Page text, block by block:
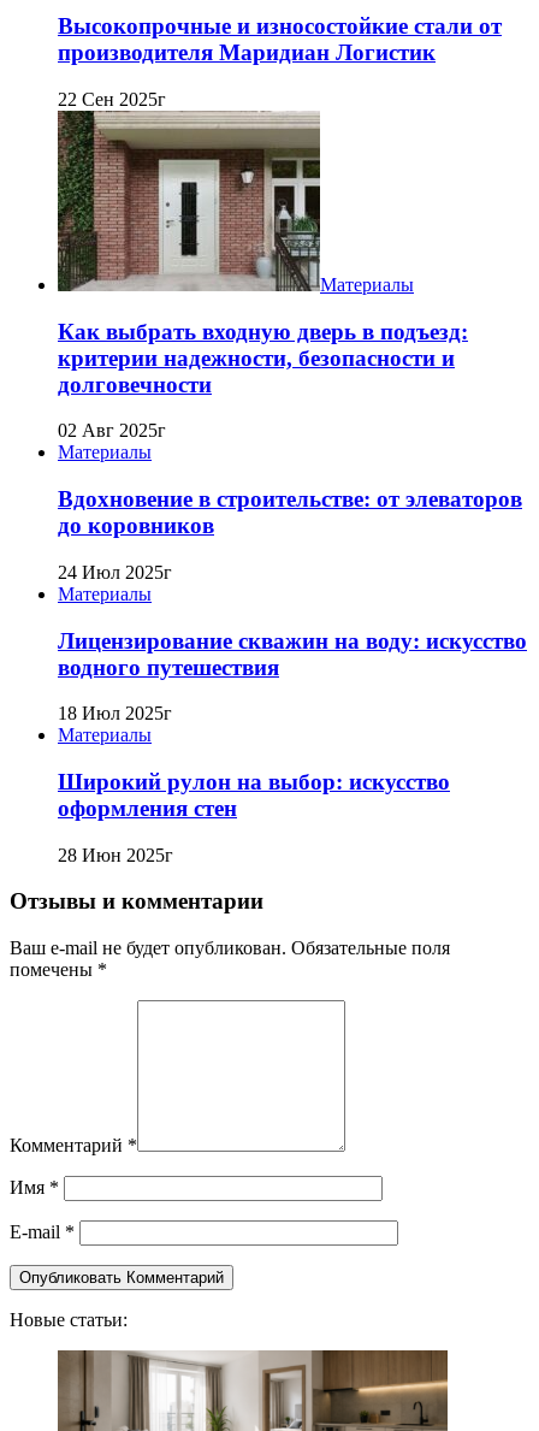
Высокопрочные и износостойкие стали от
производителя Маридиан Логистик
22 Сен 2025г
Материалы
Как выбрать входную дверь в подъезд:
критерии надежности, безопасности и
долговечности
02 Авг 2025г
Материалы
Вдохновение в строительстве: от элеваторов
до коровников
24 Июл 2025г
Материалы
Лицензирование скважин на воду: искусство
водного путешествия
18 Июл 2025г
Материалы
Широкий рулон на выбор: искусство
оформления стен
28 Июн 2025г
Отзывы и комментарии
Ваш e-mail не будет опубликован. Обязательные поля
помечены *
Комментарий *
Имя *
E-mail *
Новые статьи: